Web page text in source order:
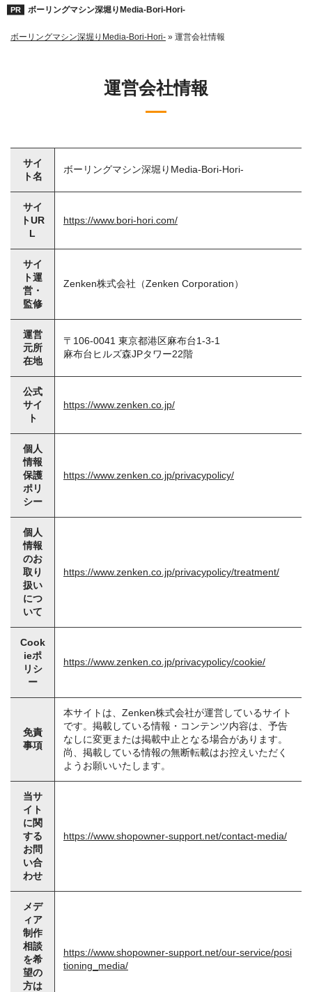
ボーリングマシン深堀りMedia-Bori-Hori-
ボーリングマシン深堀りMedia-Bori-Hori- » 運営会社情報
運営会社情報
サイ
ト名
ボーリングマシン深堀りMedia-Bori-Hori-
サイ
トUR
L
https://www.bori-hori.com/
サイ
ト運
営・
監修
Zenken株式会社（Zenken Corporation）
運営
元所
在地
〒106-0041 東京都港区麻布台1-3-1
麻布台ヒルズ森JPタワー22階
公式
サイ
ト
https://www.zenken.co.jp/
個人
情報
保護
ポリ
シー
https://www.zenken.co.jp/privacypolicy/
個人
情報
のお
取り
扱い
につ
いて
https://www.zenken.co.jp/privacypolicy/treatment/
Cook
ieポ
リシ
ー
https://www.zenken.co.jp/privacypolicy/cookie/
免責
事項
本サイトは、Zenken株式会社が運営しているサイト
です。掲載している情報・コンテンツ内容は、予告
なしに変更または掲載中止となる場合があります。
尚、掲載している情報の無断転載はお控えいただく
ようお願いいたします。
当サ
イト
に関
する
お問
い合
わせ
https://www.shopowner-support.net/contact-media/
メデ
ィア
制作
相談
を希
望の
方は
https://www.shopowner-support.net/our-service/posi
tioning_media/